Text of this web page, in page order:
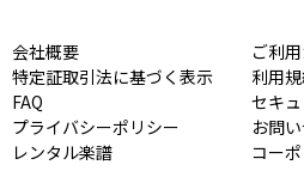
会社概要
ご利
特定証取引法に基づく表示
利用
FAQ
セキ
プライバシーポリシー
お問
レンタル楽譜
コー